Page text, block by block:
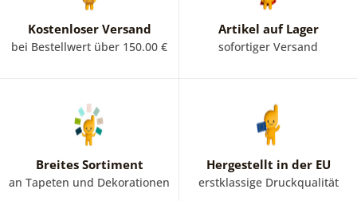
Kostenloser Versand
bei Bestellwert über 150.00 €
Artikel auf Lager
sofortiger Versand
Breites Sortiment
an Tapeten und Dekorationen
Hergestellt in der EU
erstklassige Druckqualität